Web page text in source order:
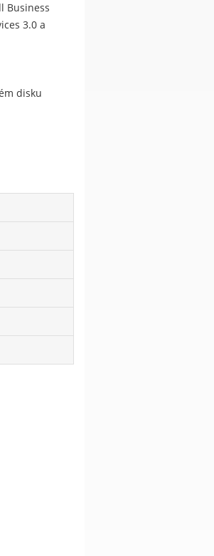
Business
3.0 a
disku